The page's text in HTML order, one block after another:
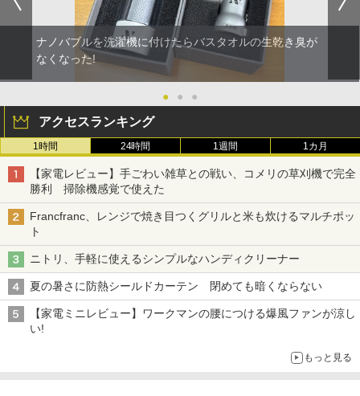
ナノバブルを洗濯機に付けたらバスタオルの生乾き臭が
なくなった!
● ● ●
アクセスランキング
1時間 24時間 1週間 1カ月
【家電レビュー】手ごわい雑草との戦い、コメリの草刈機で完全
勝利 掃除機感覚で使えた
Francfranc、レンジで焼き目つくグリルと米も炊けるマルチポッ
ト
ニトリ、手軽に使えるシンプルなハンディクリーナー
夏の暑さに防熱シールドカーテン 閉めても暗くならない
【家電ミニレビュー】ワークマンの腰につける爆風ファンが涼し
い!
もっと見る